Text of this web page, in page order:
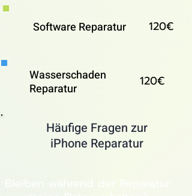
Software Reparatur 120€
Wasserschaden
Reparatur
120€
Häufige Fragen zur
iPhone Reparatur